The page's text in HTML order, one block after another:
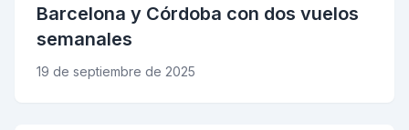
Barcelona y Córdoba con dos vuelos
semanales
19 de septiembre de 2025